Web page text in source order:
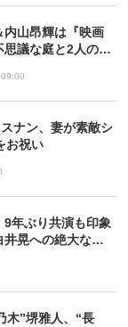
内山昂輝は『映画
議な庭と2人の秘
ナン、妻が素敵シ
お祝い
年ぶり共演も印象
晃への絶大なる
木”堺雅人、“長